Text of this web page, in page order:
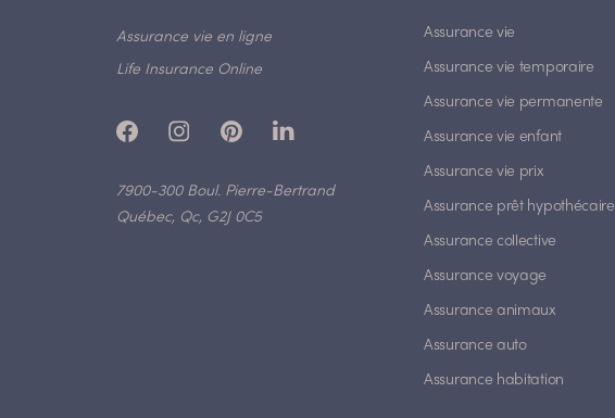
Assurance vie en ligne
Life Insurance Online
7900-300 Boul. Pierre-Bertrand
Québec, Qc, G2J 0C5
Assurance vie
Assurance vie temporaire
Assurance vie permanente
Assurance vie enfant
Assurance vie prix
Assurance prêt hypothécaire
Assurance collective
Assurance voyage
Assurance animaux
Assurance auto
Assurance habitation